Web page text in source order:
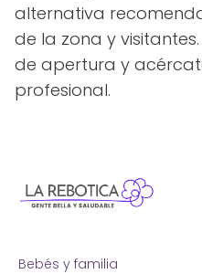
alternativa
de la zona y
de apertura y
profesional.
Bebés y familia